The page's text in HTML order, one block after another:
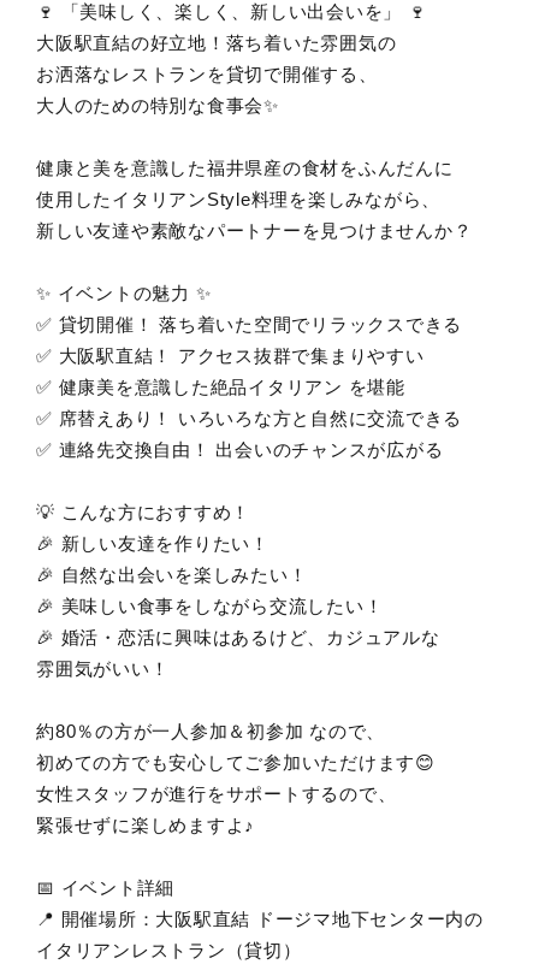
🍷 「美味しく、楽しく、新しい出会いを」 🍷
大阪駅直結の好立地！落ち着いた雰囲気の
お洒落なレストランを貸切で開催する、
大人のための特別な食事会✨
健康と美を意識した福井県産の食材をふんだんに
使用したイタリアンStyle料理を楽しみながら、
新しい友達や素敵なパートナーを見つけませんか？
✨ イベントの魅力 ✨
✅ 貸切開催！ 落ち着いた空間でリラックスできる
✅ 大阪駅直結！ アクセス抜群で集まりやすい
✅ 健康美を意識した絶品イタリアン を堪能
✅ 席替えあり！ いろいろな方と自然に交流できる
✅ 連絡先交換自由！ 出会いのチャンスが広がる
💡 こんな方におすすめ！
🎉 新しい友達を作りたい！
🎉 自然な出会いを楽しみたい！
🎉 美味しい食事をしながら交流したい！
🎉 婚活・恋活に興味はあるけど、カジュアルな
雰囲気がいい！
約80％の方が一人参加＆初参加 なので、
初めての方でも安心してご参加いただけます😊
女性スタッフが進行をサポートするので、
緊張せずに楽しめますよ♪
📅 イベント詳細
📍 開催場所：大阪駅直結 ドージマ地下センター内の
イタリアンレストラン（貸切）